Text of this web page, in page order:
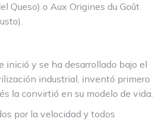
Queso) o Aux Origines du Goût
inició y se ha desarrollado bajo el
industrial, inventó primero
la convirtió en su modelo de vida.
por la velocidad y todos